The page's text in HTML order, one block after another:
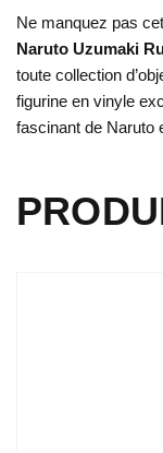
Ne manquez pas
Naruto Uzumaki
toute collection
figurine en vinyle
fascinant de Naruto